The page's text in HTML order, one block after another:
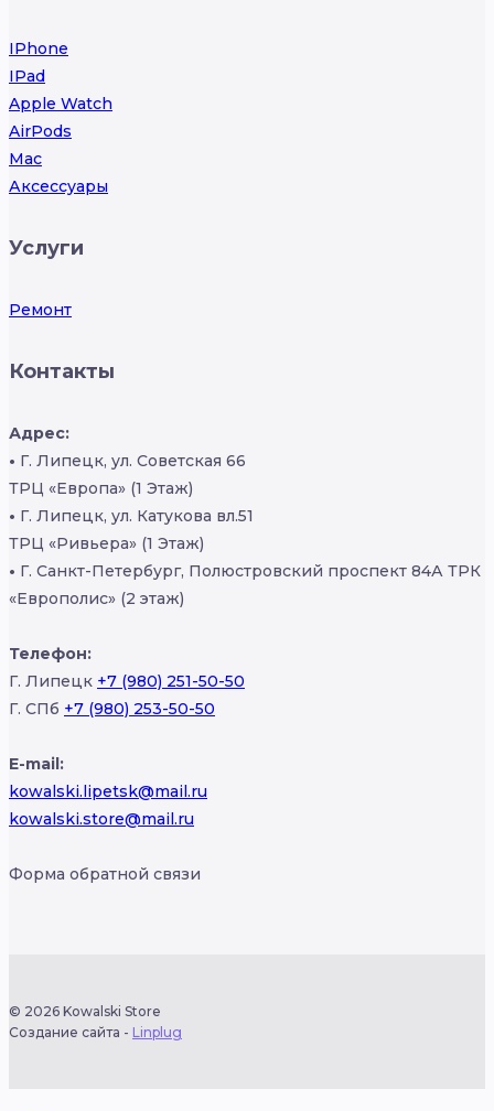
IPhone
IPad
Apple Watch
AirPods
Mac
Аксессуары
Услуги
Ремонт
Контакты
Адрес:
• Г. Липецк, ул. Советская 66
ТРЦ «Европа» (1 Этаж)
• Г. Липецк, ул. Катукова вл.51
ТРЦ «Ривьера» (1 Этаж)
• Г. Санкт-Петербург, Полюстровский проспект 84А ТРК
«Европолис» (2 этаж)
Телефон:
Г. Липецк +7 (980) 251-50-50
Г. СПб +7 (980) 253-50-50
E-mail:
kowalski.lipetsk@mail.ru
kowalski.store@mail.ru
Форма обратной связи
© 2026 Kowalski Store
Создание сайта - Linplug